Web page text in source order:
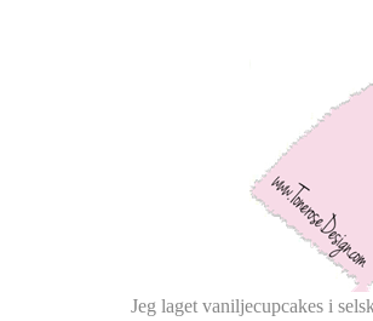
Jeg laget vaniljecupcakes i